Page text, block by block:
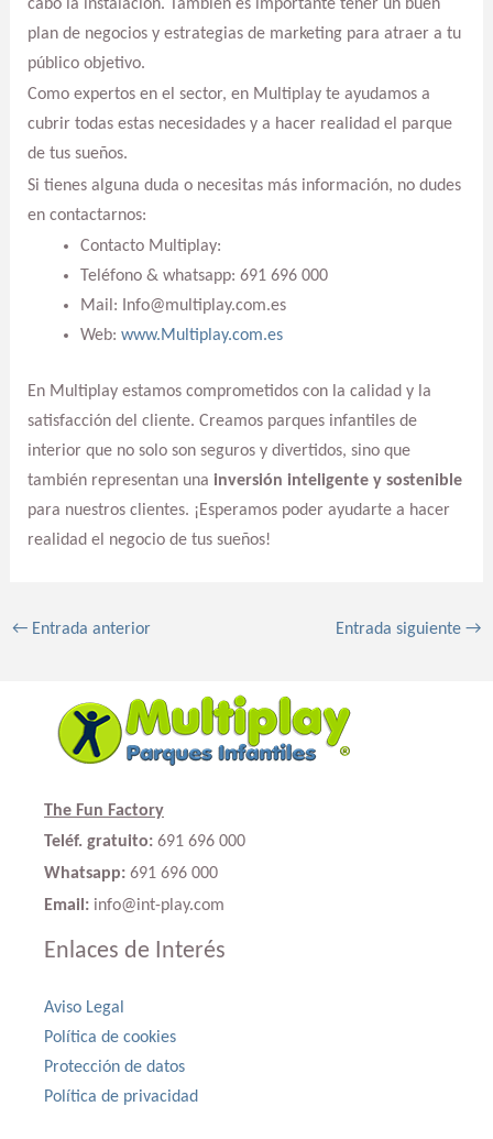
cabo la instalación. También es importante tener un buen
plan de negocios y estrategias de marketing para atraer a tu
público objetivo.
Como expertos en el sector, en Multiplay te ayudamos a
cubrir todas estas necesidades y a hacer realidad el parque
de tus sueños.
Si tienes alguna duda o necesitas más información, no dudes
en contactarnos:
Contacto Multiplay:
Teléfono & whatsapp: 691 696 000
Mail: Info@multiplay.com.es
Web: www.Multiplay.com.es
En Multiplay estamos comprometidos con la calidad y la
satisfacción del cliente. Creamos parques infantiles de
interior que no solo son seguros y divertidos, sino que
también representan una inversión inteligente y sostenible
para nuestros clientes. ¡Esperamos poder ayudarte a hacer
realidad el negocio de tus sueños!
←Entrada anterior Entrada siguiente→
The Fun Factory
Teléf. gratuito: 691 696 000
Whatsapp: 691 696 000
Email: info@int-play.com
Enlaces de Interés
Aviso Legal
Política de cookies
Protección de datos
Política de privacidad